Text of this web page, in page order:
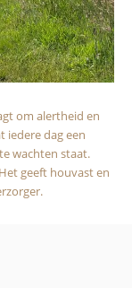
om alertheid en
iedere dag een
wachten staat.
geeft houvast en